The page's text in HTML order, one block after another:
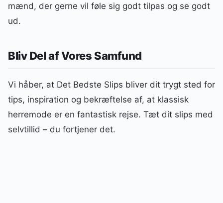
mænd, der gerne vil føle sig godt tilpas og se godt
ud.
Bliv Del af Vores Samfund
Vi håber, at Det Bedste Slips bliver dit trygt sted for
tips, inspiration og bekræftelse af, at klassisk
herremode er en fantastisk rejse. Tæt dit slips med
selvtillid – du fortjener det.